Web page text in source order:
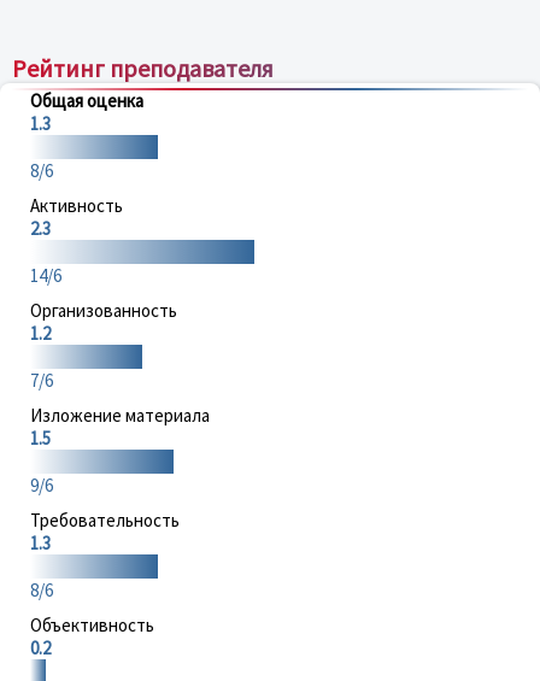
Рейтинг преподавателя
Общая оценка
1.3
8/6
Активность
2.3
14/6
Организованность
1.2
7/6
Изложение материала
1.5
9/6
Требовательность
1.3
8/6
Объективность
0.2